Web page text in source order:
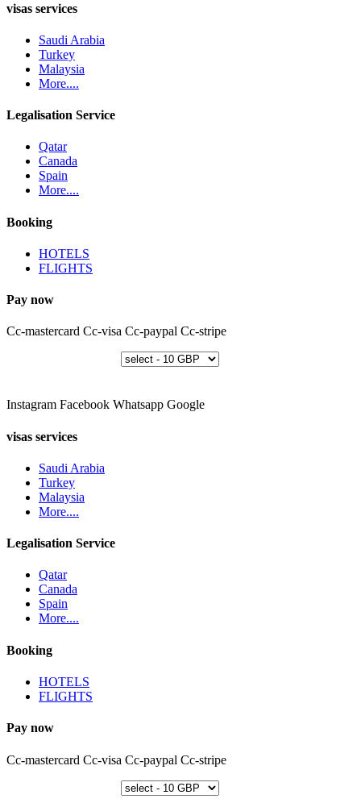
visas services
Saudi Arabia
Turkey
Malaysia
More....
Legalisation Service
Qatar
Canada
Spain
More....
Booking
HOTELS
FLIGHTS
Pay now
Cc-mastercard Cc-visa Cc-paypal Cc-stripe
Instagram Facebook Whatsapp Google
visas services
Saudi Arabia
Turkey
Malaysia
More....
Legalisation Service
Qatar
Canada
Spain
More....
Booking
HOTELS
FLIGHTS
Pay now
Cc-mastercard Cc-visa Cc-paypal Cc-stripe